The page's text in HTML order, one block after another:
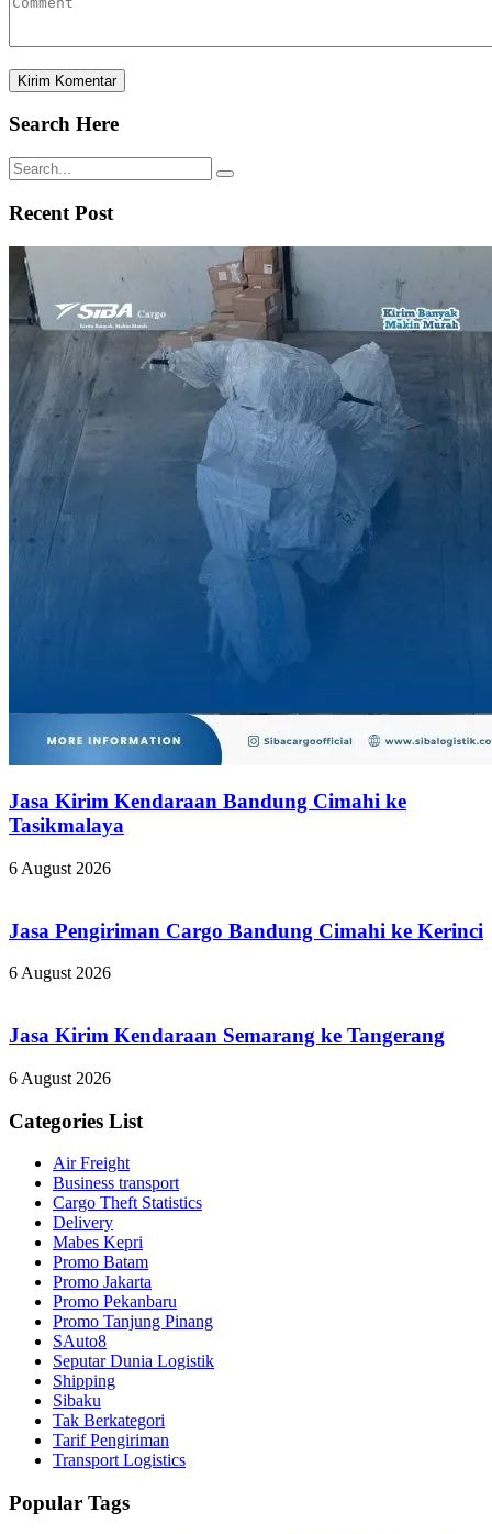
Search Here
Recent Post
Jasa Kirim Kendaraan Bandung Cimahi ke
Tasikmalaya
6 August 2026
Jasa Pengiriman Cargo Bandung Cimahi ke Kerinci
6 August 2026
Jasa Kirim Kendaraan Semarang ke Tangerang
6 August 2026
Categories List
Air Freight
Business transport
Cargo Theft Statistics
Delivery
Mabes Kepri
Promo Batam
Promo Jakarta
Promo Pekanbaru
Promo Tanjung Pinang
SAuto8
Seputar Dunia Logistik
Shipping
Sibaku
Tak Berkategori
Tarif Pengiriman
Transport Logistics
Popular Tags